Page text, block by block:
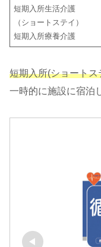
短期入所生活介護
（ショートステイ）
短期入所療養介護
短期入所(ショートス
一時的に施設に宿泊